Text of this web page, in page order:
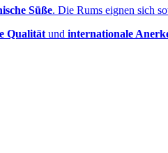
Süße. Die Rums eignen sich
Qualität und internationale